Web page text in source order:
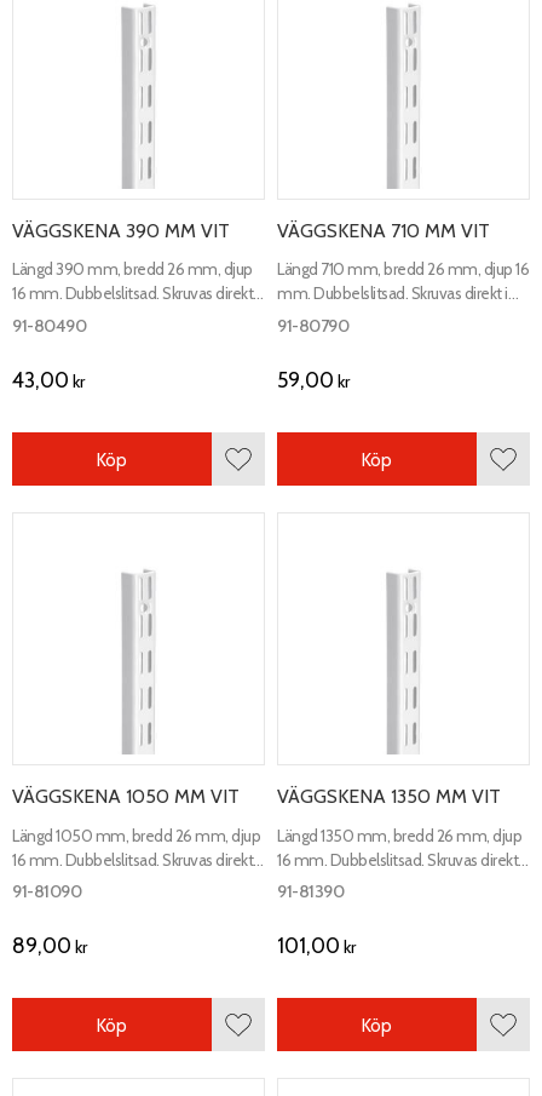
VÄGGSKENA 390 MM VIT
Längd 390 mm, bredd 26 mm, djup
16 mm. Dubbelslitsad. Skruvas direkt i
vägg.
91-80490
43,00 kr
Lägg till i favoriter
Köp
VÄGGSKENA 710 MM VIT
Längd 710 mm, bredd 26 mm, djup 16
mm. Dubbelslitsad. Skruvas direkt i
vägg.
91-80790
59,00 kr
Köp
VÄGGSKENA 1050 MM VIT
Längd 1050 mm, bredd 26 mm, djup
16 mm. Dubbelslitsad. Skruvas direkt i
vägg.
91-81090
89,00 kr
Lägg till i favoriter
Köp
VÄGGSKENA 1350 MM VIT
Längd 1350 mm, bredd 26 mm, djup
16 mm. Dubbelslitsad. Skruvas direkt i
vägg.
91-81390
101,00 kr
Köp